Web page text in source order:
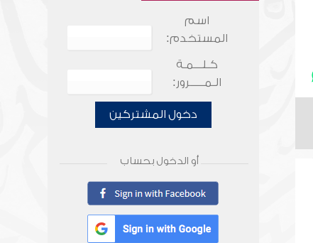
اسم
المستخدم:
كـلـــمـة
الـمـــــرور:
دخول المشتركين
أو الدخول بحساب